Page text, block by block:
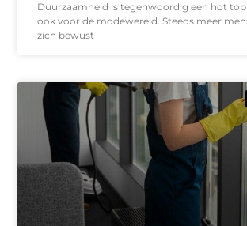
Duurzaamheid is tegenwoordig een hot
ook voor de modewereld. Steeds meer
zich bewust